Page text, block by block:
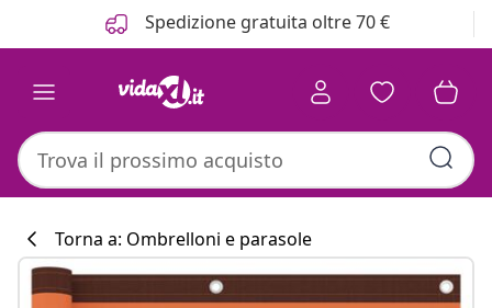
Spedizione gratuita oltre 70 €
Torna a: Ombrelloni e parasole